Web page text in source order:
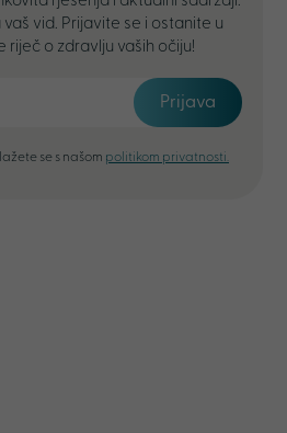
vid. Prijavite se i ostanite u
riječ o zdravlju vaših očiju!
Prijava
se s našom politikom privatnosti.